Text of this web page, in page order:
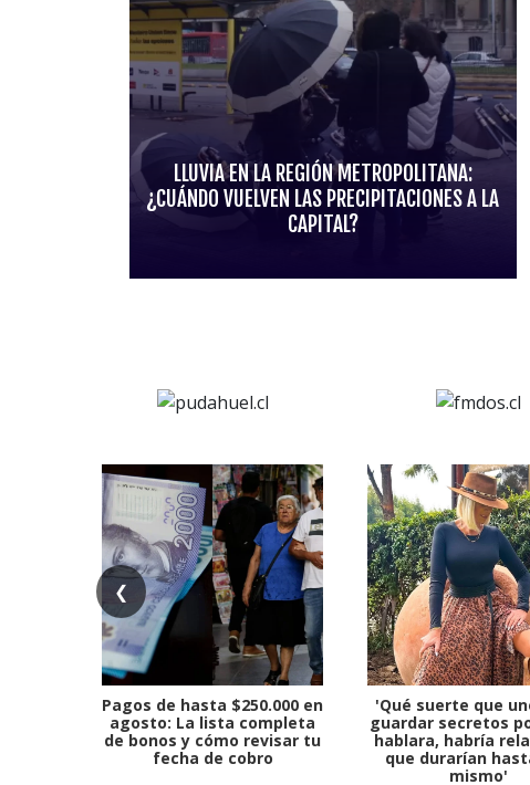
LLUVIA EN LA REGIÓN METROPOLITANA:
¿CUÁNDO VUELVEN LAS PRECIPITACIONES A LA
CAPITAL?
❮
Pagos de hasta $250.000 en
agosto: La lista completa
de bonos y cómo revisar tu
fecha de cobro
'Qué suerte que
guardar secretos
hablara, habría
que durarían
mismo'